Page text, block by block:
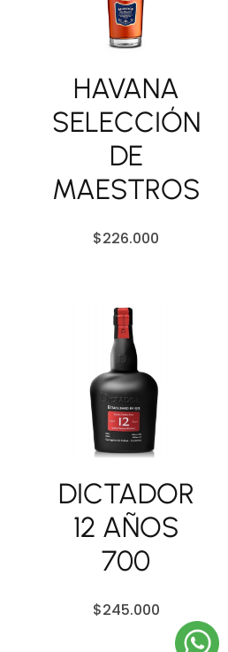
HAVANA
SELECCIÓN
DE
MAESTROS
$226.000
DICTADOR
12 AÑOS
700
$245.000